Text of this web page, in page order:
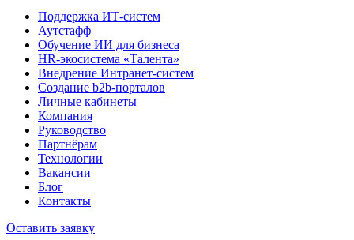
Поддержка ИТ-систем
Аутстафф
Обучение ИИ для бизнеса
HR-экосистема «Талента»
Внедрение Интранет-систем
Создание b2b-порталов
Личные кабинеты
Компания
Руководство
Партнёрам
Технологии
Вакансии
Блог
Контакты
Оставить заявку